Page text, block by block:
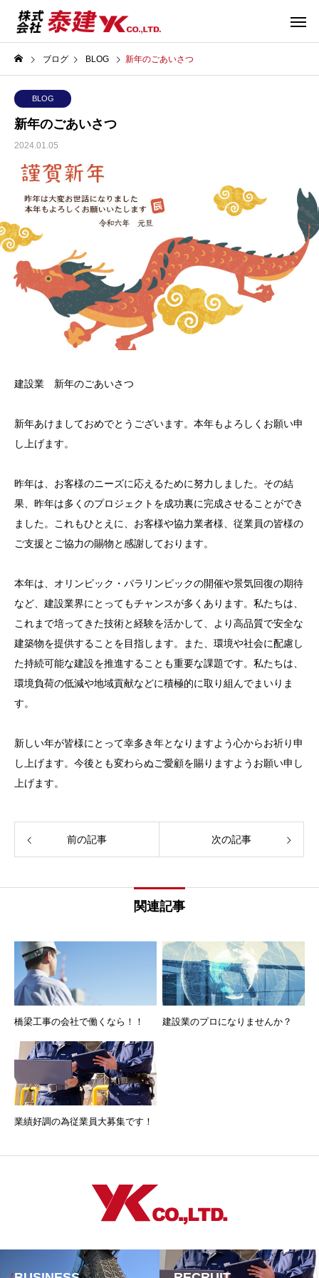
ブログ BLOG 新年のごあいさつ
BLOG
新年のごあいさつ
2024.01.05
建設業 新年のごあいさつ
新年あけましておめでとうございます。本年もよろしくお願い申
し上げます。
昨年は、お客様のニーズに応えるために努力しました。その結
果、昨年は多くのプロジェクトを成功裏に完成させることができ
ました。これもひとえに、お客様や協力業者様、従業員の皆様の
ご支援とご協力の賜物と感謝しております。
本年は、オリンピック・パラリンピックの開催や景気回復の期待
など、建設業界にとってもチャンスが多くあります。私たちは、
これまで培ってきた技術と経験を活かして、より高品質で安全な
建築物を提供することを目指します。また、環境や社会に配慮し
た持続可能な建設を推進することも重要な課題です。私たちは、
環境負荷の低減や地域貢献などに積極的に取り組んでまいりま
す。
新しい年が皆様にとって幸多き年となりますよう心からお祈り申
し上げます。今後とも変わらぬご愛顧を賜りますようお願い申し
上げます。
前の記事 次の記事
関連記事
橋梁工事の会社で働くなら！！ 建設業のプロになりませんか？
業績好調の為従業員大募集です！